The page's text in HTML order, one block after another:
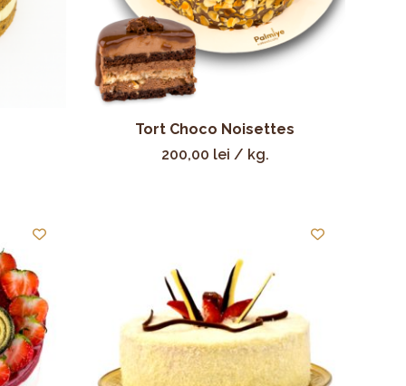
Tort Choco Noisettes
200,00 lei / kg.